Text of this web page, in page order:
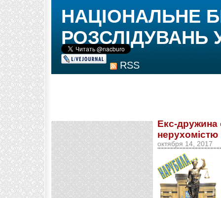
RSS
НАЦІОНАЛЬНЕ
РОЗСЛІДУВАНЬ
Екс-дружина
нерухомістю
октября 14, 2017